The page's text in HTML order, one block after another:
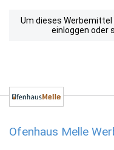
Um dieses
einloggen oder
Ofenhaus Melle